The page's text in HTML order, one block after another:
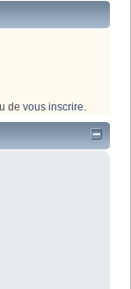
de vous inscrire.